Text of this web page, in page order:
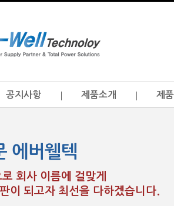
공지사항 제품소개 제
에버웰텍
회사 이름에 걸맞게
이 되고자 최선을 다하겠습니다.